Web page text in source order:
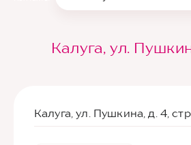
Калуга, ул.
Калуга, ул. Пушкина, д. 4,